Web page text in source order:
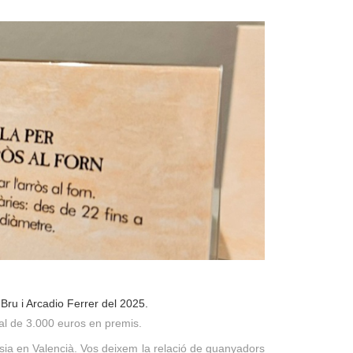
i Arcadio Ferrer del 2025.
de 3.000 euros en premis.
en Valencià. Vos deixem la relació de guanyadors